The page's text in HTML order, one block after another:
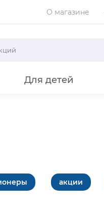
О магазине
Для детей
акции